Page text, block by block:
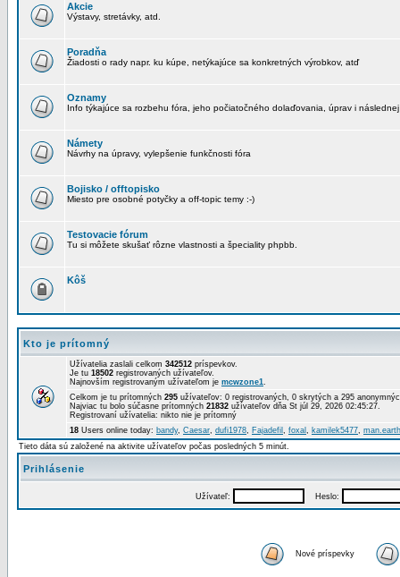
Akcie
Výstavy, stretávky, atd.
Poradňa
Žiadosti o rady napr. ku kúpe, netýkajúce sa konkretných výrobkov, atď
Oznamy
Info týkajúce sa rozbehu fóra, jeho počiatočného dolaďovania, úprav i
Námety
Návrhy na úpravy, vylepšenie funkčnosti fóra
Bojisko / offtopisko
Miesto pre osobné potyčky a off-topic temy :-)
Testovacie fórum
Tu si môžete skušať rôzne vlastnosti a špeciality phpbb.
Kôš
Kto je prítomný
Užívatelia zaslali celkom 342512 príspevkov.
Je tu 18502 registrovaných užívateľov.
Najnovším registrovaným užívateľom je mcwzone1.
Celkom je tu prítomných 295 užívateľov: 0 registrovaných, 0 skrytých a 295
Najviac tu bolo súčasne prítomných 21832 užívateľov dňa St júl 29, 2026 02:45:27.
Registrovaní užívatelia: nikto nie je prítomný
18 Users online today: bandy, Caesar, dufi1978, Fajadefil , foxal , kamilek5477, man.earth
Tieto dáta sú založené na aktivite užívateľov počas posledných 5 minút.
Prihlásenie
Užívateľ: Heslo:
Nové príspevky